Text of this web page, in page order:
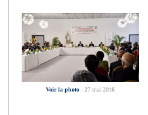
Voir la photo - 27 mai 2016